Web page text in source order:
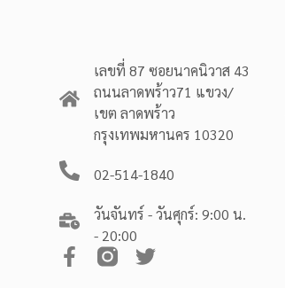
เลขที่ 87 ซอยนาคนิวาส 43
ถนนลาดพร้าว71 แขวง/
เขต ลาดพร้าว
กรุงเทพมหานคร 10320
02-514-1840
วันจันทร์ - วันศุกร์: 9:00 น.
- 20:00